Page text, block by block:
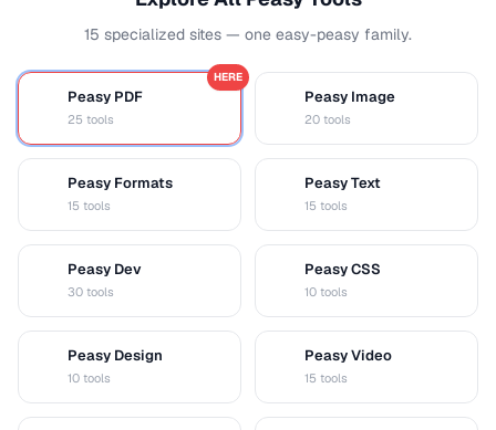
15 specialized sites — one easy-peasy family.
Peasy PDF
25 tools
HERE
Peasy Image
20 tools
Peasy Formats
15 tools
Peasy Text
15 tools
Peasy Dev
30 tools
Peasy CSS
10 tools
Peasy Design
10 tools
Peasy Video
15 tools